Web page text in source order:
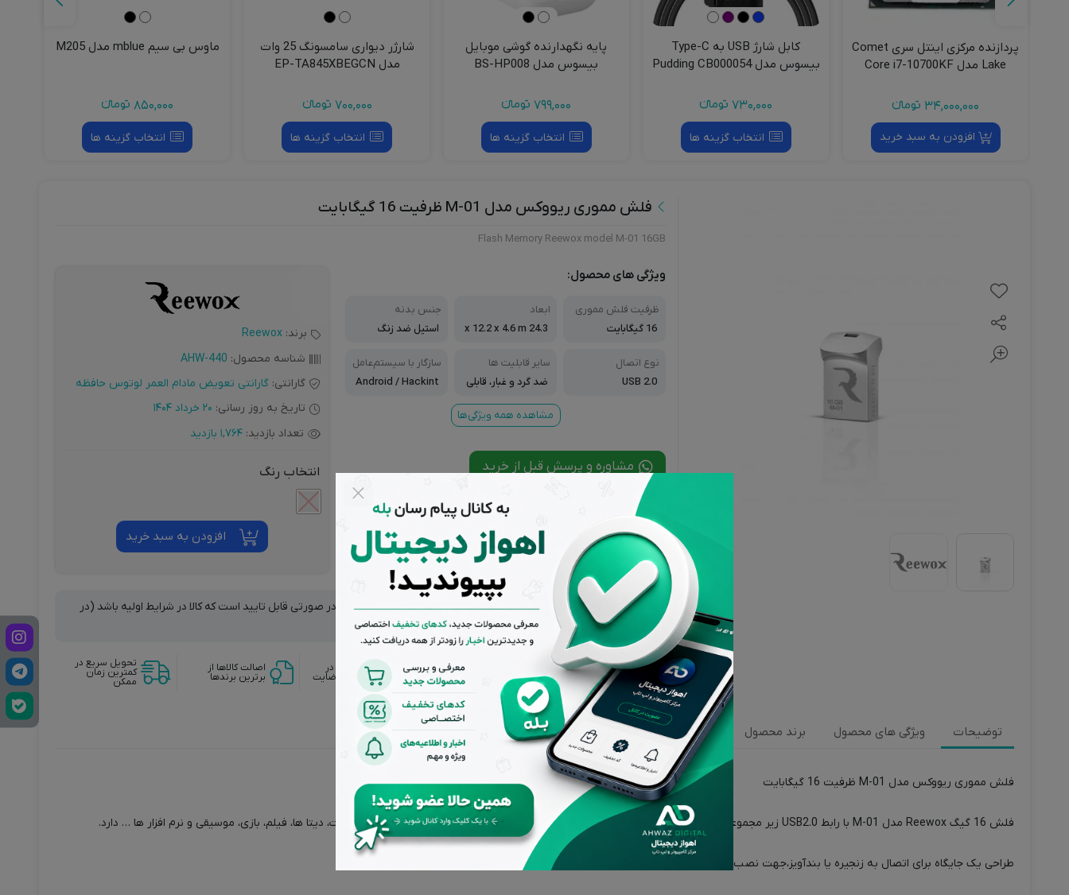
پردازنده مرکزی اینتل سری Comet
Lake مدل Core i7-10700KF
34,000,000 تومانءء
افزودن به سبد خرید
کابل شارژ USB به Type-C
بیسوس مدل Pudding CB000054
730,000 تومانءء
انتخاب گزینه ها
پایه نگهدارنده گوشی موبایل
بیسوس مدل BS-HP008
799,000 تومانءء
انتخاب گزینه ها
شارژر دیواری سامسونگ 25 وات
مدل EP-TA845XBEGCN
700,000 تومانءء
انتخاب گزینه ها
ماوس بی سیم‌ mblue مدل M205
850,000 تومانءء
انتخاب گزینه ها
فلش مموری ریووکس مدل M-01 ظرفیت 16 گیگابایت
Flash Memory Reewox model M-01 16GB
ویژگی های محصول:
ظرفیت فلش مموری
16 گیگابایت
ابعاد
24.3 x 12.2 x 4.6 m
جنس بدنه
استیل ضد زنگ
نوع اتصال
USB 2.0
سایر قابلیت ها
ضد گرد و غبار، قابلی
چی
سازگار با سیستم‌عامل‌
Android / Hackint
مشاهده همه ویژگی‌ها
مشاوره و پرسش قبل از خرید
برند: Reewox
شناسه محصول: AHW-440
گارانتی: گارانتی تعویض مادام العمر لوتوس حافظه
تاریخ به روز رسانی: 20 خرداد 1404
تعداد بازدید: 1,764 بازدید
انتخاب رنگ
افزودن به سبد خرید
درخواست مرجوع کردن کالا در گروه مادربرد با دلیل "انصراف از خرید" تنها در صورتی قابل تایید است که کالا در شرایط اولیه باشد (در
صورت پلمپ بودن، کالا نباید باز شده باشد).
تضمین بهترین
قیمت بازار
پشتیبانی از ساعت 9
تا 20 بجز ایام
تعطیل
بازگشت وجه در
صورت عدم رضایت
اصالت کالاها از
برترین برندها
تحویل سریع در
کمترین زمان
ممکن
توضیحات ویژگی های محصول برند محصول نقد و بررسی‌ها (0)
فلش مموری ریووکس مدل M-01 ظرفیت 16 گیگابایت
فلش 16 گیگ Reewox مدل M-01 با رابط USB2.0 زیر مجموعه برند لوتوس در ایران با ظاهری زیبا و رنگ نقره ای، جهت ذخیره سازی و انتقال اطلاعات، دیتا ها، فیلم، بازی، موسیقی و نرم افزار ها … دارد.
طراحی یک جایگاه برای اتصال به زنجیره یا بندآویز،جهت نصب به دسته کلید، کیف یا گوشی ها ، راحتی در حمل و نقل را فراهم کرده است.